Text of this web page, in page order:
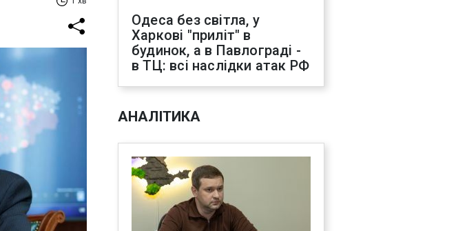
Одеса без світла, у
Харкові "приліт" в
будинок, а в Павлограді -
в ТЦ: всі наслідки атак РФ
АНАЛІТИКА